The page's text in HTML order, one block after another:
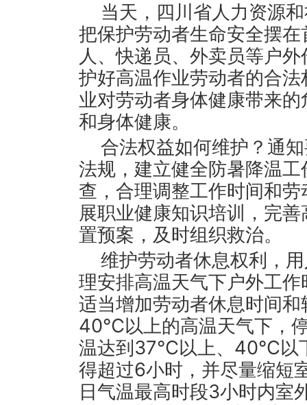
当天，四川省人力资源
把保护劳动者生命安全摆
人、快递员、外卖员等户
护好高温作业劳动者的合
业对劳动者身体健康带来
和身体健康。
合法权益如何维护？通
法规，建立健全防暑降温
查，合理调整工作时间和
展职业健康知识培训，完
置预案，及时组织救治。
维护劳动者休息权利，
理安排高温天气下户外工
适当增加劳动者休息时间
40℃以上的高温天气下，
温达到37℃以上、40℃以
得超过6小时，并尽量缩短
日气温最高时段3小时内室